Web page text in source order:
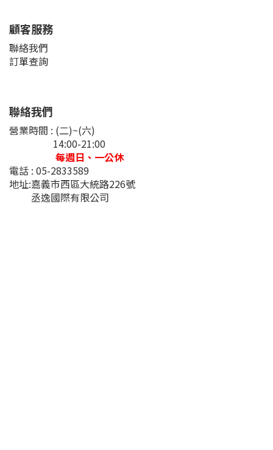
顧客服務
聯絡我們
訂單查詢
聯絡我們
營業時間 : (二)~(六)
14:00-21:00
每週日、一公休
電話 : 05-2833589
地址:嘉義市西區大統路226號
丞逸國際有限公司